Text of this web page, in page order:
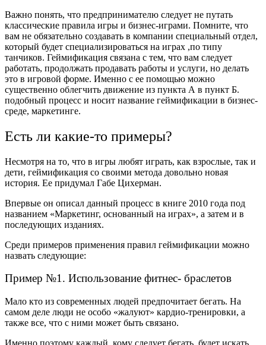
Важно понять, что предпринимателю следует не путать
классические правила игры и бизнес-играми. Помните, что
вам не обязательно создавать в компании специальный отдел,
который будет специализироваться на играх ,по типу
танчиков. Геймификация связана с тем, что вам следует
работать, продолжать продавать работы и услуги, но делать
это в игровой форме. Именно с ее помощью можно
существенно облегчить движение из пункта А в пункт Б.
подобный процесс и носит название геймификации в бизнес-
среде, маркетинге.
Есть ли какие-то примеры?
Несмотря на то, что в игры любят играть, как взрослые, так и
дети, геймификация со своими метода довольно новая
история. Ее придумал Габе Цихерман.
Впервые он описал данный процесс в книге 2010 года под
названием «Маркетинг, основанный на играх», а затем и в
последующих изданиях.
Среди примеров применения правил геймификации можно
назвать следующие:
Пример №1. Использование фитнес- браслетов
Мало кто из современных людей предпочитает бегать. На
самом деле люди не особо «жалуют» кардио-тренировки, а
также все, что с ними может быть связано.
Именно поэтому каждый, кому следует бегать, будет искать